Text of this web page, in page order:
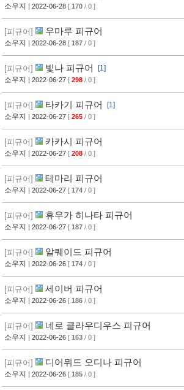
소우지 | 2022-06-28 [ 170 / 0 ]
[피규어] 우마루 피규어
소우지 | 2022-06-28 [ 187 / 0 ]
[피규어] 빛나 피규어
[1]
소우지
| 2022-06-27 [ 298 / 0 ]
[피규어] 타카기 피규어
[1]
소우지
| 2022-06-27 [ 265 / 0 ]
[피규어] 카카시 피규어
소우지 | 2022-06-27 [ 208 / 0 ]
[피규어] 테마리 피규어
소우지 | 2022-06-27 [ 174 / 0 ]
[피규어] 휴우가 히나타 피규어
소우지 | 2022-06-27 [ 187 / 0 ]
[피규어] 알퀘이드 피규어
소우지 | 2022-06-26 [ 174 / 0 ]
[피규어] 세이버 피규어
소우지 | 2022-06-26 [ 186 / 0 ]
[피규어] 네로 클라우디우스 피규어
소우지 | 2022-06-26 [ 163 / 0 ]
[피규어] 디어뮈드 오디나 피규어
소우지 | 2022-06-26 [ 185 / 0 ]